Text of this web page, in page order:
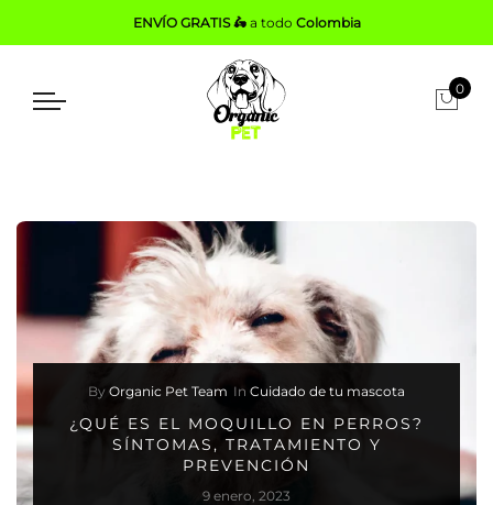
ENVÍO GRATIS 🛵a todo Colombia
0
By Organic Pet Team In Cuidado de tu mascota
¿QUÉ ES EL MOQUILLO EN PERROS?
SÍNTOMAS, TRATAMIENTO Y
PREVENCIÓN
9 enero, 2023